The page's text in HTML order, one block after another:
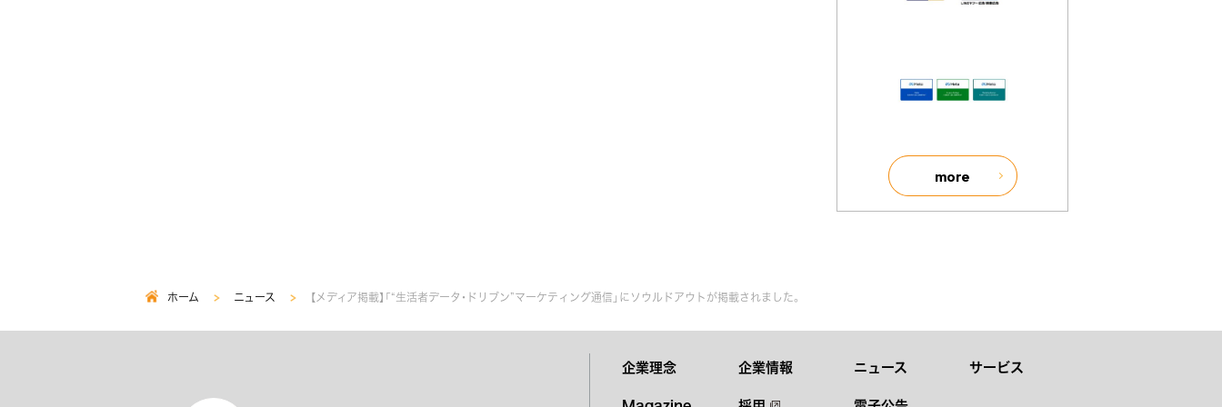
more
パ
ン
ホーム ニュース 【メディア掲載】「“生活者データ・ドリブン”マーケティング通信」にソウルドアウトが掲載されました。
企業理念 企業情報 ニュース
サービス